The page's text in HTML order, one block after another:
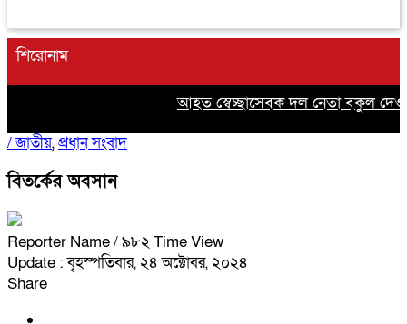
শিরোনাম
আহত স্বেচ্ছাসেবক দল নেতা বকুল
/জাতীয়,প্রধান সংবাদ
বিতর্কের অবসান
Reporter Name/ ৯৮২ Time View
Update : বৃহস্পতিবার, ২৪ অক্টোবর, ২০২৪
Share